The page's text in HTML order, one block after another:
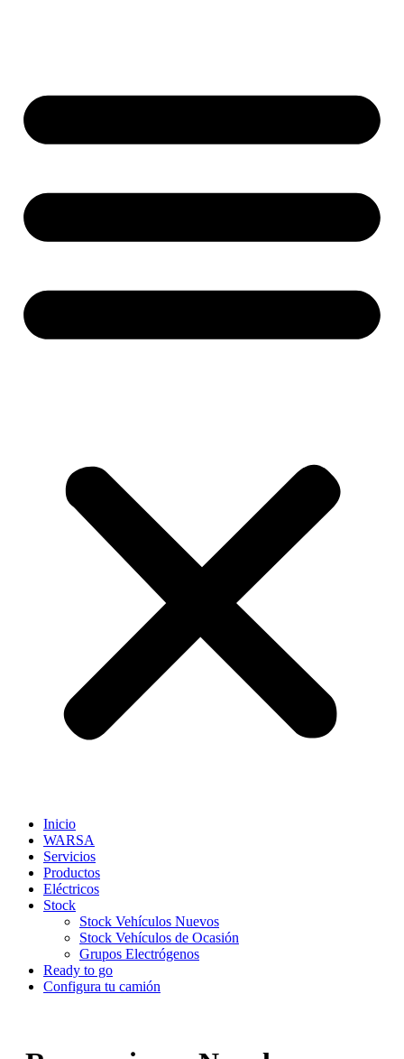
Inicio
WARSA
Servicios
Productos
Eléctricos
Stock
Stock Vehículos Nuevos
Stock Vehículos de Ocasión
Grupos Electrógenos
Ready to go
Configura tu camión